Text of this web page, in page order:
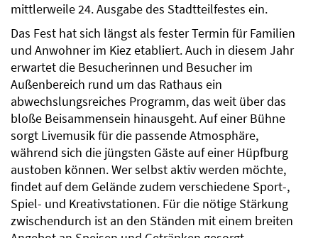
mittlerweile 24. Ausgabe des Stadtteilfestes ein.
Das Fest hat sich längst als fester Termin für Familien
und Anwohner im Kiez etabliert. Auch in diesem Jahr
erwartet die Besucherinnen und Besucher im
Außenbereich rund um das Rathaus ein
abwechslungsreiches Programm, das weit über das
bloße Beisammensein hinausgeht. Auf einer Bühne
sorgt Livemusik für die passende Atmosphäre,
während sich die jüngsten Gäste auf einer Hüpfburg
austoben können. Wer selbst aktiv werden möchte,
findet auf dem Gelände zudem verschiedene Sport-,
Spiel- und Kreativstationen. Für die nötige Stärkung
zwischendurch ist an den Ständen mit einem breiten